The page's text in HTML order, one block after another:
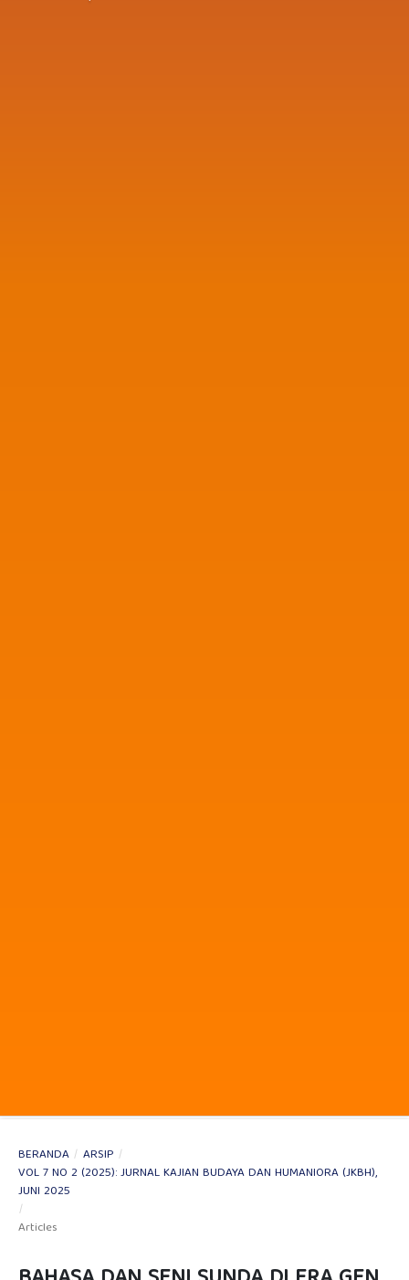
BERANDA / ARSIP /
VOL 7 NO 2 (2025): JURNAL KAJIAN BUDAYA DAN HUMANIORA (JKBH),
JUNI 2025
/
Articles